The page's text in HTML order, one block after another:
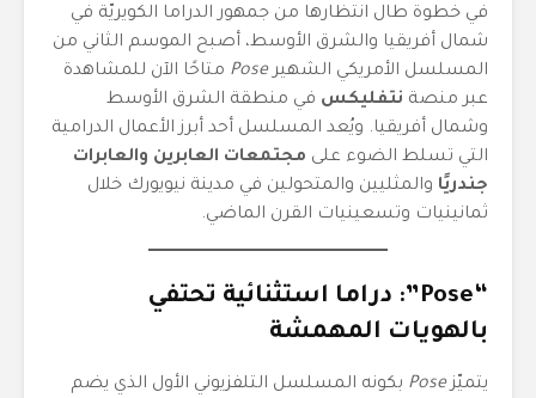
في خطوة طال انتظارها من جمهور الدراما الكويريّة في
شمال أفريقيا والشرق الأوسط، أصبح الموسم الثاني من
المسلسل الأمريكي الشهيرPose متاحًا الآن للمشاهدة
عبر منصة نتفليكس في منطقة الشرق الأوسط
وشمال أفريقيا. ويُعد المسلسل أحد أبرز الأعمال الدرامية
التي تسلط الضوء على مجتمعات العابرين والعابرات
جندريًا والمثليين والمتحولين في مدينة نيويورك خلال
ثمانينيات وتسعينيات القرن الماضي.
“Pose”: دراما استثنائية تحتفي
بالهويات المهمشة
يتميّزPose بكونه المسلسل التلفزيوني الأول الذي يضم